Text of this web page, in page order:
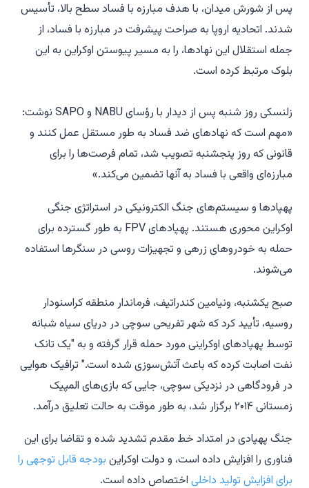
پس از شورش میدان، با هدف مبارزه با فساد سطح بالا، تأسیس
شدند. اتحادیه اروپا به صراحت پیشرفت در مبارزه با فساد، از
جمله استقلال این نهادها، را به مسیر پیوستن اوکراین به این
بلوک مرتبط کرده است.
زلنسکی روز شنبه پس از دیدار با رؤسای NABU و SAPO نوشت:
«مهم است که نهادهای ضد فساد به طور مستقل عمل کنند و
قانونی که روز پنجشنبه تصویب شد، تمام فرصت‌ها را برای
مبارزه‌ای واقعی با فساد به آنها تضمین می‌کند.»
پهپادها و سیستم‌های جنگ الکترونیکی در استراتژی جنگی
اوکراین محوری هستند. پهپادهای FPV به طور گسترده برای
حمله به خودروهای زرهی و تجهیزات روسی در سنگرها استفاده
می‌شوند.
صبح یکشنبه، ونیامین کندراتیف، فرماندار منطقه کراسنودار
روسیه، تأیید کرد که شهر تفریحی سوچی در دریای سیاه شبانه
توسط پهپادهای اوکراینی مورد حمله قرار گرفته و به "یک تانک
نفت اصابت کرده که باعث آتش‌سوزی شده است." ترافیک هوایی
در فرودگاهی در نزدیکی سوچی، جایی که بازی‌های المپیک
زمستانی ۲۰۱۴ برگزار شد، به طور موقت به حالت تعلیق درآمد.
جنگ پهپادی در امتداد خط مقدم تشدید شده و تقاضا برای این
فناوری را افزایش داده است، و دولت اوکراین بودجه قابل توجهی را
برای افزایش تولید داخلی اختصاص داده است.